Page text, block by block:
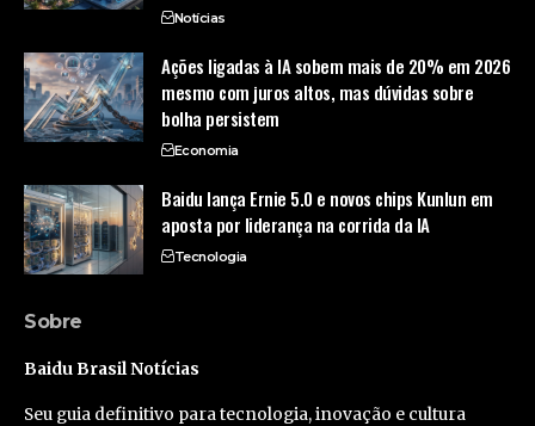
Notícias
Ações ligadas à IA sobem mais de 20% em 2026
mesmo com juros altos, mas dúvidas sobre
bolha persistem
Economia
Baidu lança Ernie 5.0 e novos chips Kunlun em
aposta por liderança na corrida da IA
Tecnologia
Sobre
Baidu Brasil Notícias
Seu guia definitivo para tecnologia, inovação e cultura